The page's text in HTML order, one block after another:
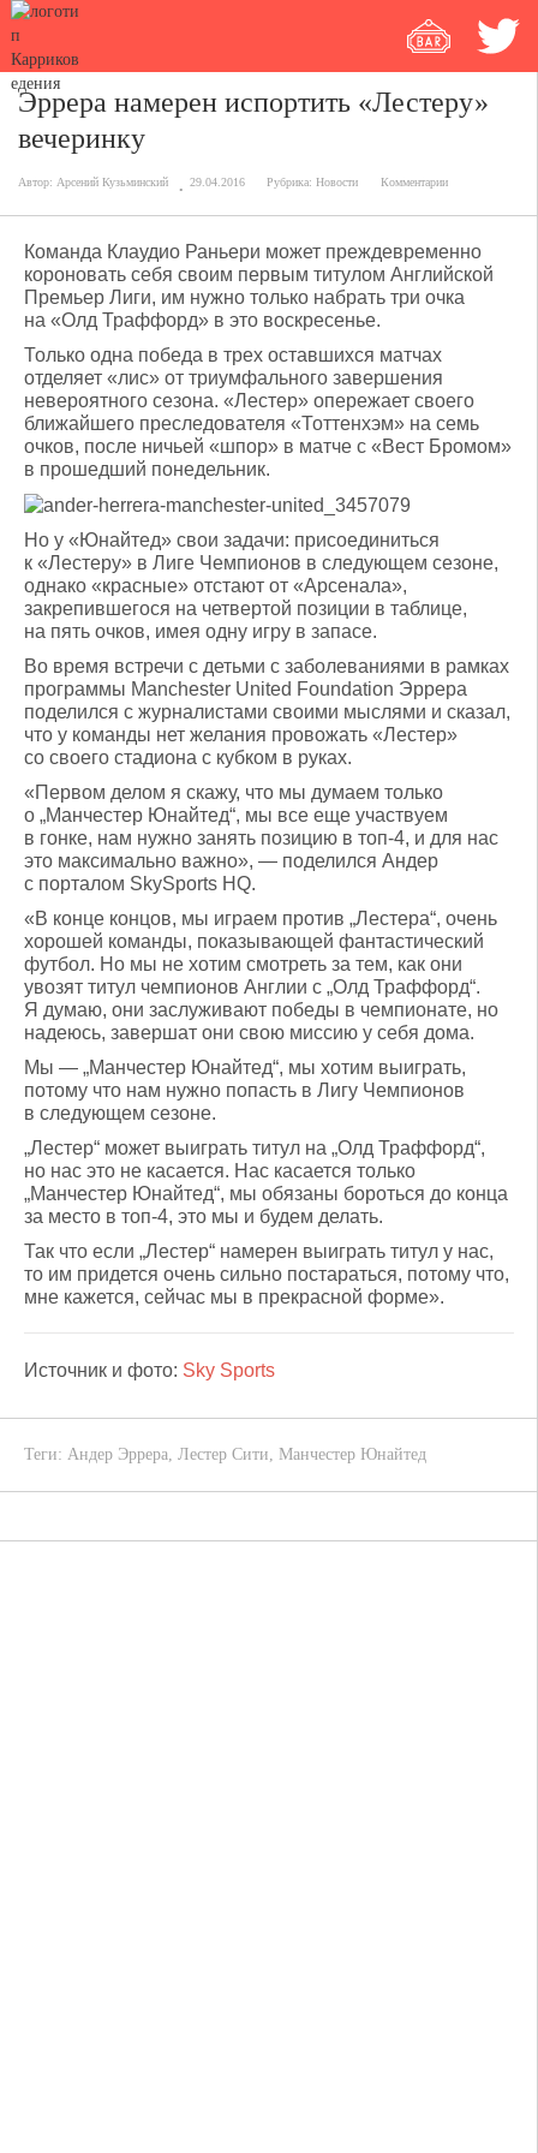
Эррера намерен испортить «Лестеру»
вечеринку
Автор: Арсений Кузьминский 29.04.2016 Рубрика: Новости Комментарии
Команда Клаудио Раньери может преждевременно
короновать себя своим первым титулом Английской
Премьер Лиги, им нужно только набрать три очка
на «Олд Траффорд» в это воскресенье.
Только одна победа в трех оставшихся матчах
отделяет «лис» от триумфального завершения
невероятного сезона. «Лестер» опережает своего
ближайшего преследователя «Тоттенхэм» на семь
очков, после ничьей «шпор» в матче с «Вест Бромом»
в прошедший понедельник.
Но у «Юнайтед» свои задачи: присоединиться
к «Лестеру» в Лиге Чемпионов в следующем сезоне,
однако «красные» отстают от «Арсенала»,
закрепившегося на четвертой позиции в таблице,
на пять очков, имея одну игру в запасе.
Во время встречи с детьми с заболеваниями в рамках
программы Manchester United Foundation Эррера
поделился с журналистами своими мыслями и сказал,
что у команды нет желания провожать «Лестер»
со своего стадиона с кубком в руках.
«Первом делом я скажу, что мы думаем только
о „Манчестер Юнайтед“, мы все еще участвуем
в гонке, нам нужно занять позицию в топ-4, и для нас
это максимально важно», — поделился Андер
с порталом SkySports HQ.
«В конце концов, мы играем против „Лестера“, очень
хорошей команды, показывающей фантастический
футбол. Но мы не хотим смотреть за тем, как они
увозят титул чемпионов Англии с „Олд Траффорд“.
Я думаю, они заслуживают победы в чемпионате, но
надеюсь, завершат они свою миссию у себя дома.
Мы — „Манчестер Юнайтед“, мы хотим выиграть,
потому что нам нужно попасть в Лигу Чемпионов
в следующем сезоне.
„Лестер“ может выиграть титул на „Олд Траффорд“,
но нас это не касается. Нас касается только
„Манчестер Юнайтед“, мы обязаны бороться до конца
за место в топ-4, это мы и будем делать.
Так что если „Лестер“ намерен выиграть титул у нас,
то им придется очень сильно постараться, потому что,
мне кажется, сейчас мы в прекрасной форме».
Источник и фото: Sky Sports
Теги: Андер Эррера, Лестер Сити, Манчестер Юнайтед